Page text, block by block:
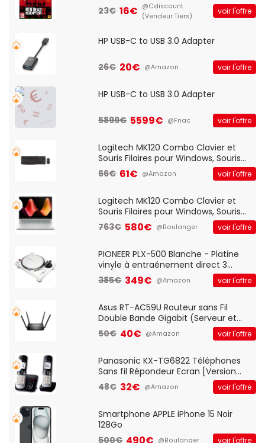
23€ 16€ @Cdiscount
(Vendeur Tiers)
voir l'offre
HP USB-C to USB 3.0 Adapter
26€ 20€ @Amazon voir l'offre
HP USB-C to USB 3.0 Adapter
5899€ 5599€ @Fnac voir l'offre
Logitech MK120 Combo Clavier et
Souris Filaires pour Windows, Souris
Optique Filaire, Connexion USB Plug
And Play, Confortable, Taille
QWERTY UK - Noir
66€ 61€ @Amazon voir l'offre
Logitech MK120 Combo Clavier et
Souris Filaires pour Windows, Souris
Optique Filaire, Connexion USB Plug
And Play, Confortable, Taille
QWERTY UK - Noir
763€ 580€ @Boulanger voir l'offre
PIONEER PLX-500 Blanche - Platine
vinyle à entraénement direct 3
vitesses (33-45-78 trs/min) avec
pre-ampli intégré et port USB
385€ 349€ @Amazon voir l'offre
Asus RT-AC59U Routeur sans Fil
Double Bande Gigabit (Serveur et
Client VPN, Triple Vlan, Mode Point
d'accès et Bridge, contrôle Parental,
50€ 40€ @Amazon voir l'offre
Panasonic KX-TG6822 Téléphones
Sans fil Répondeur Ecran [Version
Française]
48€ 32€ @Amazon voir l'offre
Smartphone APPLE iPhone 15 Noir
128Go
500€ 490€ @Boulanger voir l'offre